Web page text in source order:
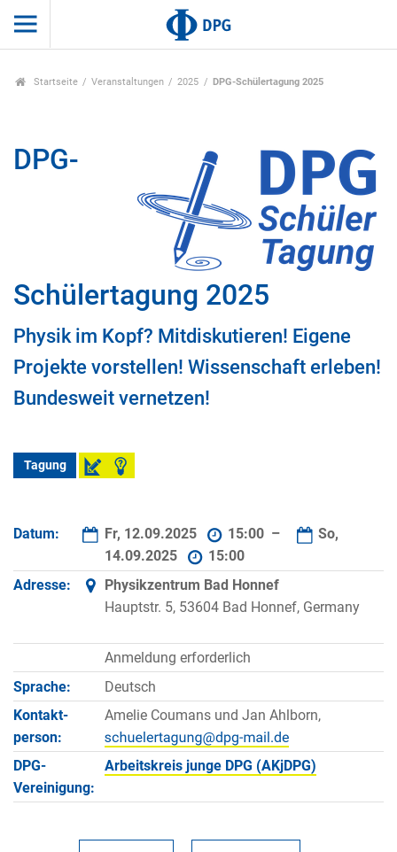
Startseite Veranstaltungen 2025 DPG-Schülertagung 2025
DPG-
Schülertagung 2025
Physik im Kopf? Mitdiskutieren! Eigene
Projekte vorstellen! Wissenschaft erleben!
Bundesweit vernetzen!
Tagung
Datum: Fr, 12.09.2025 15:00 –
So,
14.09.2025
15:00
Adresse:
Physikzentrum Bad Honnef
Hauptstr. 5, 53604 Bad Honnef, Germany
Anmeldung erforderlich
Sprache:
Deutsch
Kontakt­
person:
Amelie Coumans und Jan Ahlborn,
DPG-
Vereinigung:
Arbeitskreis junge DPG (AKjDPG)